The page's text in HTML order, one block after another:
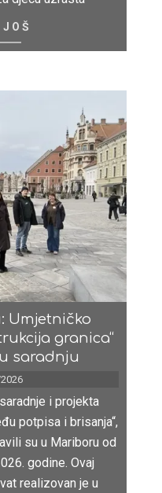
Umjetničko
granica“
saradnju
i projekta
potpisa i brisanja“,
su u Mariboru od
godine. Ovaj
realizovan je u